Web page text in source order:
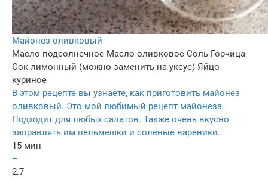
Майонез оливковый
Масло подсолнечное Масло оливковое Соль Горчица
Сок лимонный (можно заменить на уксус) Яйцо
куриное
В этом рецепте вы узнаете, как приготовить майонез
оливковый. Это мой любимый рецепт майонеза.
Подходит для любых салатов. Также очень вкусно
заправлять им пельмешки и соленые вареники.
15 мин
–
2.7